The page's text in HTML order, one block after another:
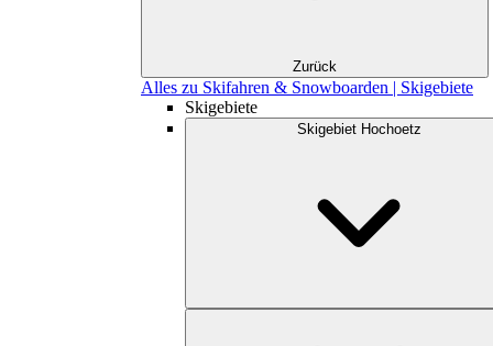
Zurück
Alles zu Skifahren & Snowboarden | Skigebiete
Skigebiete
Skigebiet Hochoetz